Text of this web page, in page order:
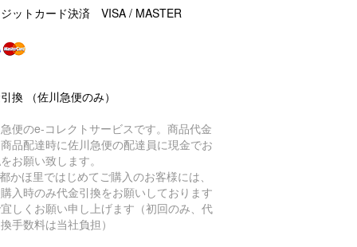
ットカード決済 VISA / MASTER
換 （佐川急便のみ）
便のe-コレクトサービスです。商品代金
品配達時に佐川急便の配達員に現金でお
お願い致します。
かほ里ではじめてご購入のお客様には、
入時のみ代金引換をお願いしております
しくお願い申し上げます（初回のみ、代
手数料は当社負担）